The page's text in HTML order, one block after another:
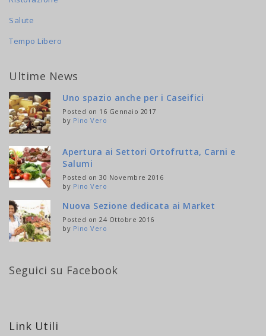
Salute
Tempo Libero
Ultime News
Uno spazio anche per i Caseifici
Posted on 16 Gennaio 2017
by Pino Vero
Apertura ai Settori Ortofrutta, Carni e
Salumi
Posted on 30 Novembre 2016
by Pino Vero
Nuova Sezione dedicata ai Market
Posted on 24 Ottobre 2016
by Pino Vero
Seguici su Facebook
Link Utili